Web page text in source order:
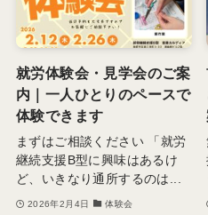
就労体験会・見学会のご案
内｜一人ひとりのペースで
体験できます
まずはご相談ください 「就労
継続支援B型に興味はあるけ
ど、いきなり通所するのは...
2026年2月4日 体験会